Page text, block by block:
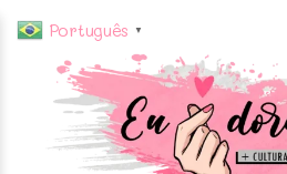
Português ▼